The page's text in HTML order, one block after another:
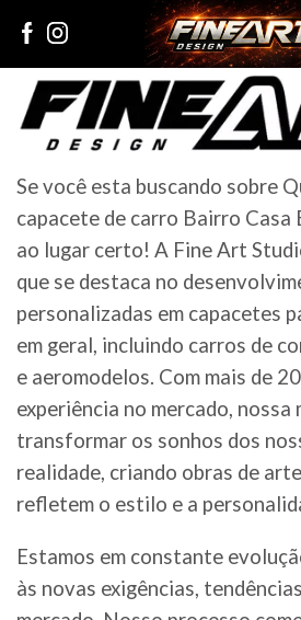
Se você esta buscando sobre
capacete de carro Bairro Casa
ao lugar certo! A Fine Art
que se destaca no
personalizadas em capacetes
em geral, incluindo carros de
e aeromodelos. Com mais de
experiência no mercado, nossa
transformar os sonhos dos
realidade, criando obras de
refletem o estilo e a
Estamos em constante
às novas exigências,